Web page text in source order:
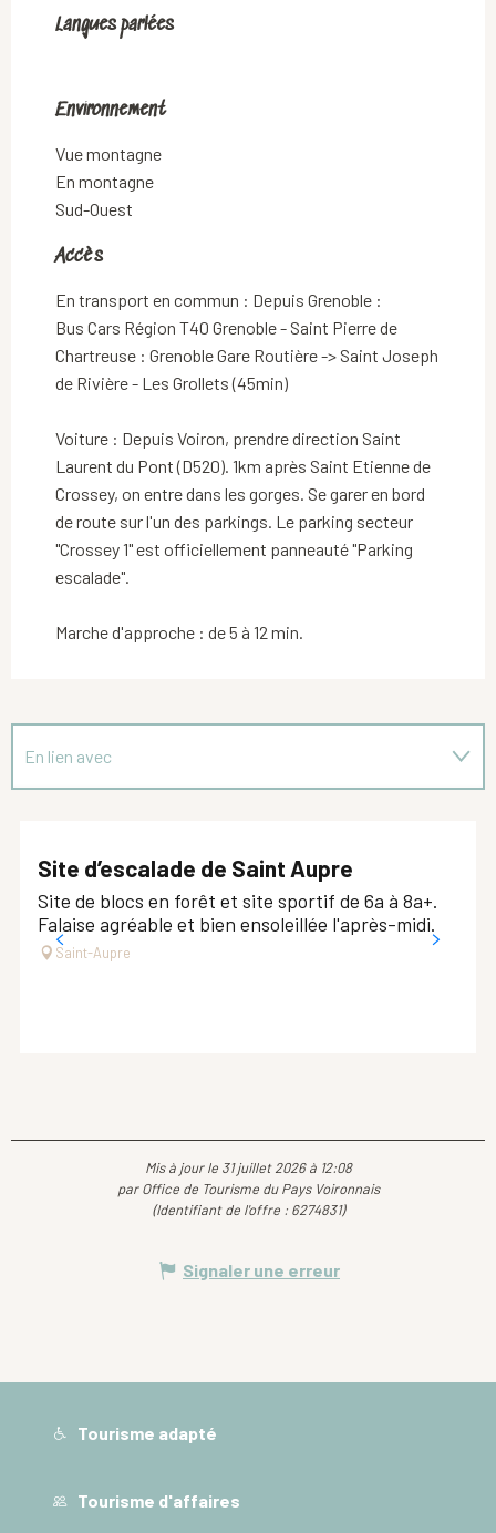
Langues parlées
Langues parlées
Environnement
Environnement
Vue montagne
En montagne
Sud-Ouest
Accès
Accès
En transport en commun : Depuis Grenoble :
Bus Cars Région T40 Grenoble - Saint Pierre de
Chartreuse : Grenoble Gare Routière -> Saint Joseph
de Rivière - Les Grollets (45min)
Voiture : Depuis Voiron, prendre direction Saint
Laurent du Pont (D520). 1km après Saint Etienne de
Crossey, on entre dans les gorges. Se garer en bord
de route sur l'un des parkings. Le parking secteur
"Crossey 1" est officiellement panneauté "Parking
escalade".
Marche d'approche : de 5 à 12 min.
En lien avec
Site d’escalade de Saint Aupre
Site de blocs en forêt et site sportif de 6a à 8a+.
Falaise agréable et bien ensoleillée l'après-midi.
Saint-Aupre
Mis à jour le 31 juillet 2026 à 12:08
par Office de Tourisme du Pays Voironnais
(Identifiant de l'offre : 6274831)
Signaler une erreur
Tourisme adapté
Tourisme d'affaires